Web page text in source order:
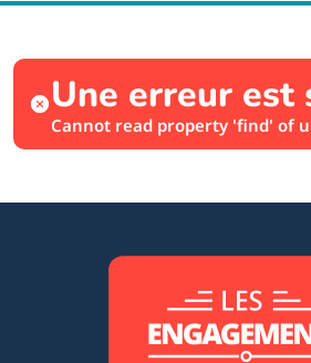
Une erreur est
Cannot read property 'find' of